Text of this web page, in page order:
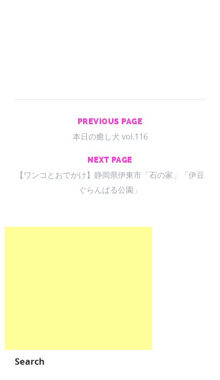
PREVIOUS PAGE
本日の癒し犬 vol.116
NEXT PAGE
【ワンコとおでかけ】静岡県伊東市「石の家」「伊豆
ぐらんぱる公園」
Search